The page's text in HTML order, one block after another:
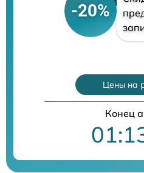
-20%
Цены на
Конец